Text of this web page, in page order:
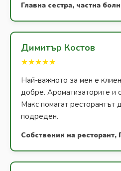
Главна сестра, частна
Димитър Костов
★★★★★
Най-важното за мен е
добре. Ароматизаторите и
Макс помагат ресторантът
подреден.
Собственик на